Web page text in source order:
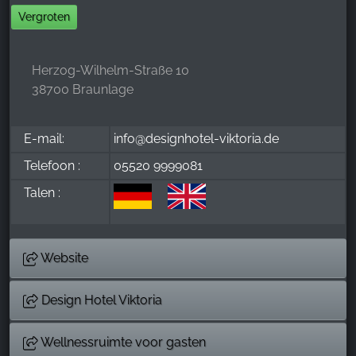
Vergroten
Herzog-Wilhelm-Straße 10
38700 Braunlage
E-mail:
info@designhotel-viktoria.de
Telefoon :
05520 9999081
Talen :
Website
Design Hotel Viktoria
Wellnessruimte voor gasten